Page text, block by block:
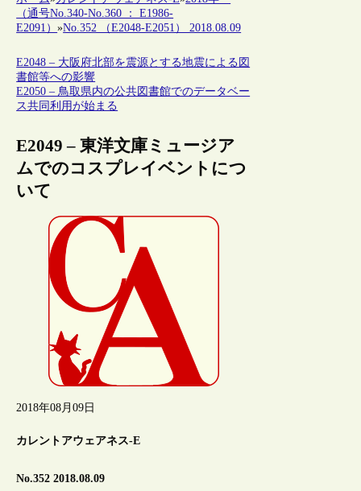
（通号No.340-No.360 ： E1986-
E2091）»No.352 （E2048-E2051） 2018.08.09
E2048 – 大阪府北部を震源とする地震による図
書館等への影響
E2050 – 鳥取県内の公共図書館でのデータベー
ス共同利用が始まる
E2049 – 東洋文庫ミュージア
ムでのコスプレイベントにつ
いて
2018年08月09日
カレントアウェアネス-E
No.352 2018.08.09